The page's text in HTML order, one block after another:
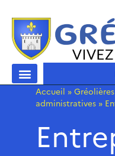
Accueil »
administratives »